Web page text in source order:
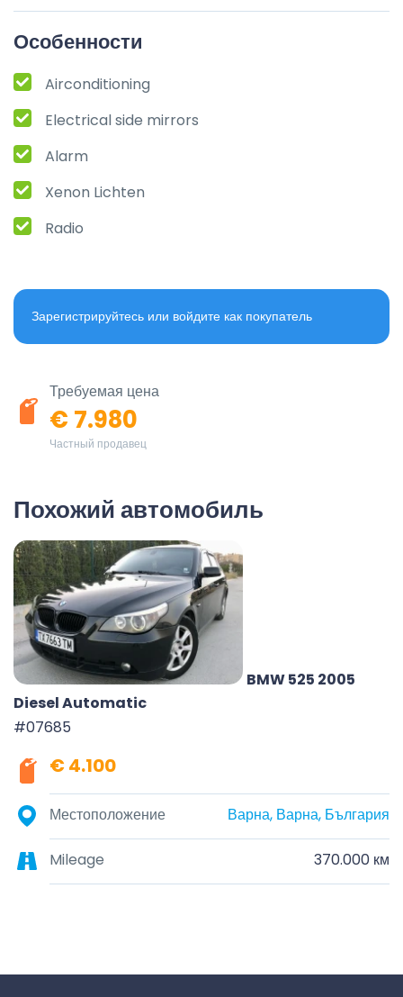
Особенности
Airconditioning
Electrical side mirrors
Alarm
Xenon Lichten
Radio
Зарегистрируйтесь или войдите как покупатель
Требуемая цена
€ 7.980
Частный продавец
Похожий автомобиль
BMW 525 2005
Diesel Automatic
#07685
€ 4.100
Местоположение Варна, Варна, България
Mileage 370.000 км